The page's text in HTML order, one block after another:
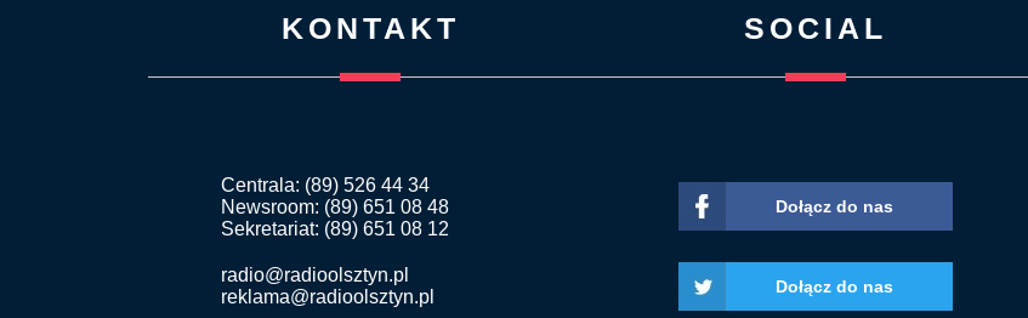
KONTAKT
Centrala: (89) 526 44 34
Newsroom: (89) 651 08 48
Sekretariat: (89) 651 08 12
radio@radioolsztyn.pl
reklama@radioolsztyn.pl
SOCIAL
Dołącz do nas
Dołącz do nas